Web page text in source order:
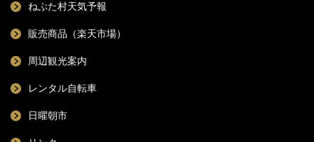
ねぷた村天気予報
販売商品（楽天市場）
周辺観光案内
レンタル自転車
日曜朝市